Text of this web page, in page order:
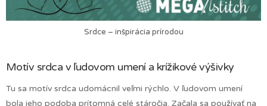
Srdce – inšpirácia prírodou
Motív srdca v ľudovom umení a krížikové výšivky
Tu sa motív srdca udomácnil veľmi rýchlo. V ľudovom umení
bola jeho podoba prítomná celé stáročia. Začala sa používať na